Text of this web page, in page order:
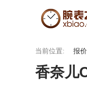
当前位置: 报
香奈儿